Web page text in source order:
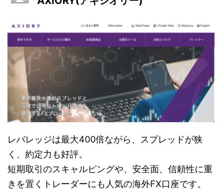
レバレッジは最大400倍ながら、スプレッドが狭
く、約定力も好評。
短期取引のスキャルピングや、安全面、信頼性に重
きを置くトレーダーにも人気の海外FX口座です。